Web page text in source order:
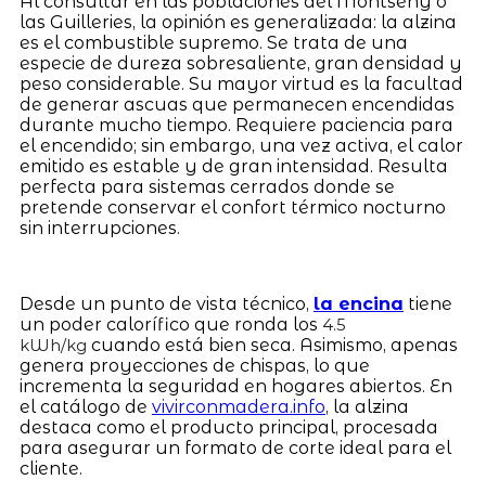
las Guilleries, la opinión es generalizada: la alzina
es el combustible supremo. Se trata de una
especie de dureza sobresaliente, gran densidad y
peso considerable. Su mayor virtud es la facultad
de generar ascuas que permanecen encendidas
durante mucho tiempo. Requiere paciencia para
el encendido; sin embargo, una vez activa, el calor
emitido es estable y de gran intensidad. Resulta
perfecta para sistemas cerrados donde se
pretende conservar el confort térmico nocturno
sin interrupciones.
Desde un punto de vista técnico, la encina tiene
un poder calorífico que ronda los 4.5
kWh/kg cuando está bien seca. Asimismo, apenas
genera proyecciones de chispas, lo que
incrementa la seguridad en hogares abiertos. En
el catálogo de vivirconmadera.info, la alzina
destaca como el producto principal, procesada
para asegurar un formato de corte ideal para el
cliente.